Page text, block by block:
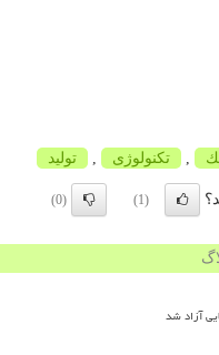
تكنولوژی تولید
(1)
(0)
آزاد شد